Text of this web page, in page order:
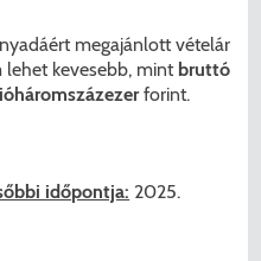
megajánlott vételár
lehet kevesebb, mint bruttó
forint.
időpontja: 2025.